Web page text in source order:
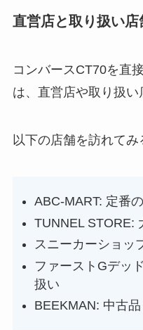
直営店と取り扱い店
コンバースCT70を直
は、直営店や取り扱い
以下の店舗を訪れてみ
ABC-MART: 定番
TUNNEL STORE:
スニーカーショッ
ファーストGデッ
扱い
BEEKMAN: 中古